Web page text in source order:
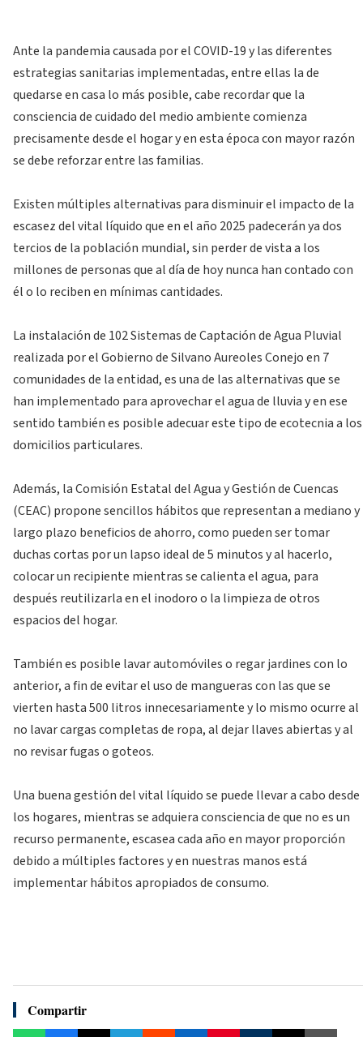
Ante la pandemia causada por el COVID-19 y las diferentes
estrategias sanitarias implementadas, entre ellas la de
quedarse en casa lo más posible, cabe recordar que la
consciencia de cuidado del medio ambiente comienza
precisamente desde el hogar y en esta época con mayor razón
se debe reforzar entre las familias.
Existen múltiples alternativas para disminuir el impacto de la
escasez del vital líquido que en el año 2025 padecerán ya dos
tercios de la población mundial, sin perder de vista a los
millones de personas que al día de hoy nunca han contado con
él o lo reciben en mínimas cantidades.
La instalación de 102 Sistemas de Captación de Agua Pluvial
realizada por el Gobierno de Silvano Aureoles Conejo en 7
comunidades de la entidad, es una de las alternativas que se
han implementado para aprovechar el agua de lluvia y en ese
sentido también es posible adecuar este tipo de ecotecnia a los
domicilios particulares.
Además, la Comisión Estatal del Agua y Gestión de Cuencas
(CEAC) propone sencillos hábitos que representan a mediano y
largo plazo beneficios de ahorro, como pueden ser tomar
duchas cortas por un lapso ideal de 5 minutos y al hacerlo,
colocar un recipiente mientras se calienta el agua, para
después reutilizarla en el inodoro o la limpieza de otros
espacios del hogar.
También es posible lavar automóviles o regar jardines con lo
anterior, a fin de evitar el uso de mangueras con las que se
vierten hasta 500 litros innecesariamente y lo mismo ocurre al
no lavar cargas completas de ropa, al dejar llaves abiertas y al
no revisar fugas o goteos.
Una buena gestión del vital líquido se puede llevar a cabo desde
los hogares, mientras se adquiera consciencia de que no es un
recurso permanente, escasea cada año en mayor proporción
debido a múltiples factores y en nuestras manos está
implementar hábitos apropiados de consumo.
Compartir